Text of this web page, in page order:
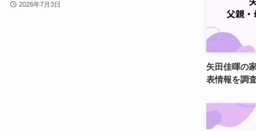
2026年7月3日
矢田佳暉の
表情報を調